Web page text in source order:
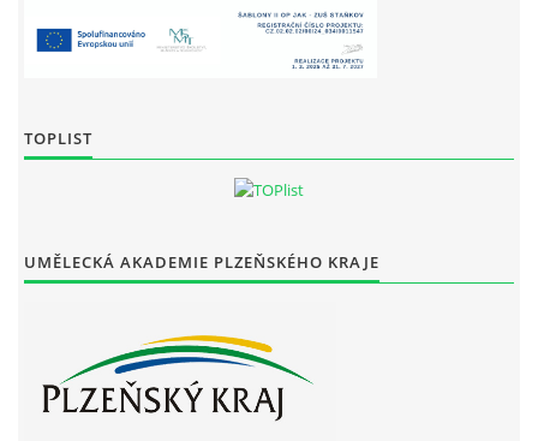
TOPLIST
UMĚLECKÁ AKADEMIE PLZEŇSKÉHO KRAJE